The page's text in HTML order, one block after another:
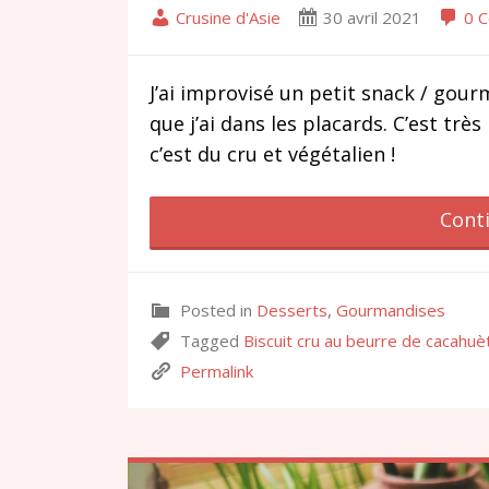
Crusine d'Asie 30 avril 2021 0
J’ai improvisé un petit snack /
que j’ai dans les placards. C’est
c’est du cru et végétalien !
Posted in Desserts, Gourmandises
Tagged Biscuit cru au beurre de
Permalink